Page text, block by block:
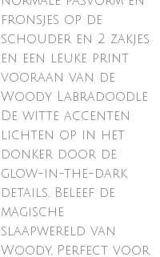
fronsjes op de
schouder en 2 zakjes
en een leuke print
vooraan van de
Woody Labradoodle
De witte accenten
lichten op in het
donker door de
glow-in-the-dark
details. Beleef de
magische
slaapwereld van
Woody, Perfect voor